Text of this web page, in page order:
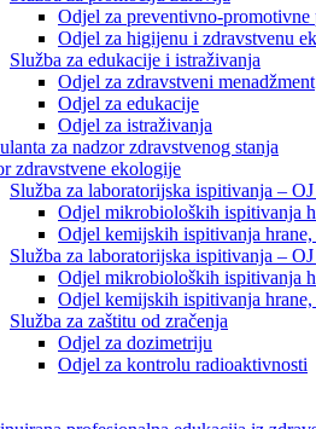
Odjel za preventivno-promotivne
Odjel za higijenu i zdravstvenu
Služba za edukacije i istraživanja
Odjel za zdravstveni menadžment
Odjel za edukacije
Odjel za istraživanja
za nadzor zdravstvenog stanja
zdravstvene ekologije
Služba za laboratorijska ispitivanja –
Odjel mikrobioloških ispitivanja
Odjel kemijskih ispitivanja
Služba za laboratorijska ispitivanja –
Odjel mikrobioloških ispitivanja
Odjel kemijskih ispitivanja
Služba za zaštitu od zračenja
Odjel za dozimetriju
Odjel za kontrolu radioaktivnosti